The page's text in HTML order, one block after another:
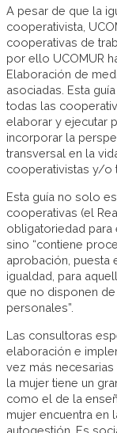
A pesar de que la
cooperativista,
cooperativas de
por ello UCOMUR
Elaboración de
asociadas. Esta
todas las
elaborar y ejecutar
incorporar la
transversal en la
cooperativistas y/o
Esta guía no solo
cooperativas (el
obligatoriedad para
sino “contiene
aprobación, puesta
igualdad, para
que no disponen
personales”.
Las consultoras
elaboración e
vez más
la mujer tiene un
como el de la
mujer encuentra en
autogestión. Es